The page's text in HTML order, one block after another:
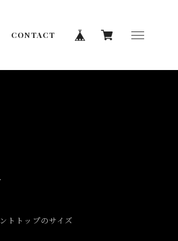
CONTACT
トトップのサイズ